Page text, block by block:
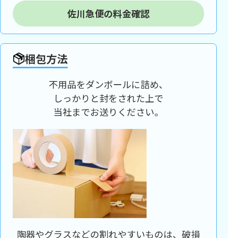
佐川急便の料金確認
梱包方法
不用品をダンボールに詰め、
しっかりと封をされた上で
当社までお送りください。
陶器やグラスなどの割れやすいものは、破損